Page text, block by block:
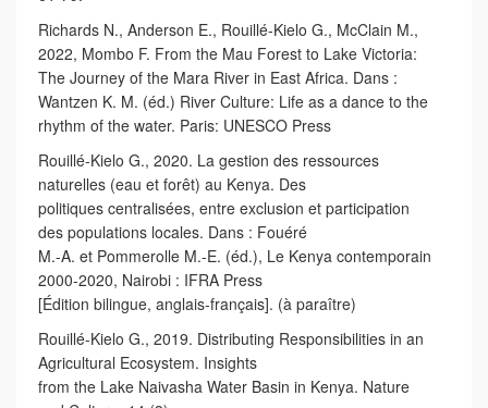
Richards N., Anderson E., Rouillé-Kielo G., McClain M.,
2022, Mombo F. From the Mau Forest to Lake Victoria:
The Journey of the Mara River in East Africa. Dans :
Wantzen K. M. (éd.) River Culture: Life as a dance to the
rhythm of the water. Paris: UNESCO Press
Rouillé-Kielo G., 2020. La gestion des ressources
naturelles (eau et forêt) au Kenya. Des
politiques centralisées, entre exclusion et participation
des populations locales. Dans : Fouéré
M.-A. et Pommerolle M.-E. (éd.), Le Kenya contemporain
2000-2020, Nairobi : IFRA Press
[Édition bilingue, anglais-français]. (à paraître)
Rouillé-Kielo G., 2019. Distributing Responsibilities in an
Agricultural Ecosystem. Insights
from the Lake Naivasha Water Basin in Kenya. Nature